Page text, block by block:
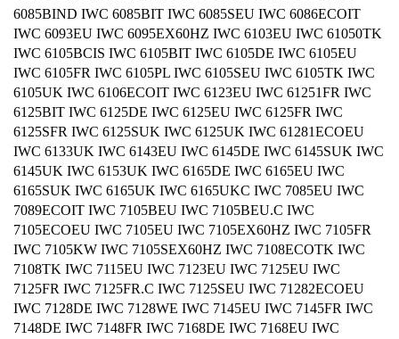
6085BIND IWC 6085BIT IWC 6085SEU IWC 6086ECOIT
IWC 6093EU IWC 6095EX60HZ IWC 6103EU IWC 61050TK
IWC 6105BCIS IWC 6105BIT IWC 6105DE IWC 6105EU
IWC 6105FR IWC 6105PL IWC 6105SEU IWC 6105TK IWC
6105UK IWC 6106ECOIT IWC 6123EU IWC 61251FR IWC
6125BIT IWC 6125DE IWC 6125EU IWC 6125FR IWC
6125SFR IWC 6125SUK IWC 6125UK IWC 61281ECOEU
IWC 6133UK IWC 6143EU IWC 6145DE IWC 6145SUK IWC
6145UK IWC 6153UK IWC 6165DE IWC 6165EU IWC
6165SUK IWC 6165UK IWC 6165UKC IWC 7085EU IWC
7089ECOIT IWC 7105BEU IWC 7105BEU.C IWC
7105ECOEU IWC 7105EU IWC 7105EX60HZ IWC 7105FR
IWC 7105KW IWC 7105SEX60HZ IWC 7108ECOTK IWC
7108TK IWC 7115EU IWC 7123EU IWC 7125EU IWC
7125FR IWC 7125FR.C IWC 7125SEU IWC 71282ECOEU
IWC 7128DE IWC 7128WE IWC 7145EU IWC 7145FR IWC
7148DE IWC 7148FR IWC 7168DE IWC 7168EU IWC